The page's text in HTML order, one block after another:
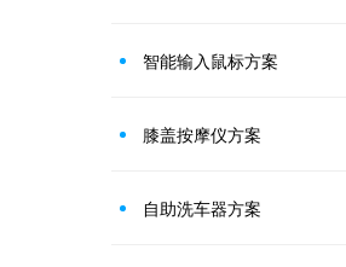
智能输入鼠标方案
膝盖按摩仪方案
自助洗车器方案